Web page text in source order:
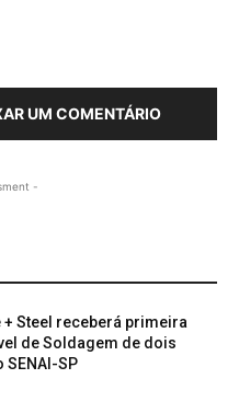
UM COMENTÁRIO
-
+ Steel receberá primeira
de Soldagem de dois
SENAI-SP